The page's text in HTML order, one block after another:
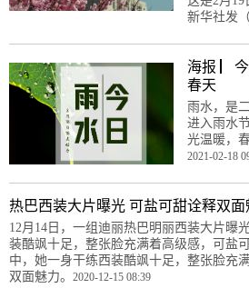
新华社发
海报 ▏今
春天
雨水，是
进入雨水
光温暖，
2021-02-18
热巴西装大片曝光 可盐可甜诠释双面
12月14日，一组迪丽热巴明丽西装大片曝
装酷飒十足，整张脸充满着高级感，可盐
中，她一身干练西装酷飒十足，整张脸充
双面魅力。 2020-12-15 08:39